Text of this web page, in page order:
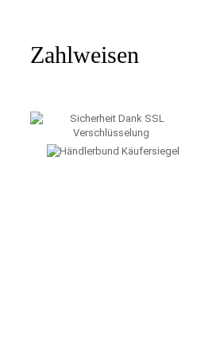
Zahlweisen